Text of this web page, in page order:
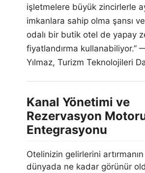
işletmelere büyük zincirlerle
imkanlara sahip olma şansı
odalı bir butik otel de yapay
fiyatlandırma kullanabiliyor.”
Yılmaz, Turizm Teknolojileri
Kanal Yönetimi ve
Rezervasyon
Entegrasyonu
Otelinizin gelirlerini
dünyada ne kadar görünür